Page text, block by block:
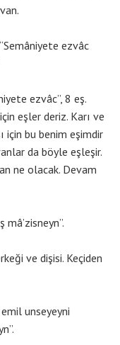
ezvâc
ezvâc”, 8 eş.
eşler deriz. Karı ve
için bu benim eşimdir
da böyle eşleşir.
ne olacak. Devam
ve dişisi. Keçiden
unseyeyni